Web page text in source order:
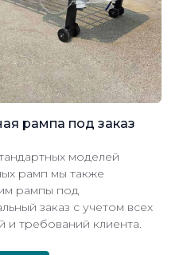
рампа под заказ
моделей
рамп мы также
рампы под
заказ с учетом всех
и требований клиента.